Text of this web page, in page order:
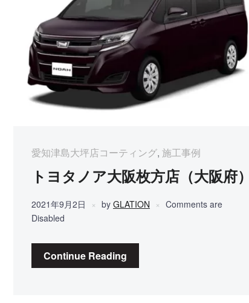
愛知津島大坪店コーティング, 施工事例
トヨタノア大阪枚方店（大阪府）
2021年9月2日 by GLATION
Comments are
Disabled
Continue Reading